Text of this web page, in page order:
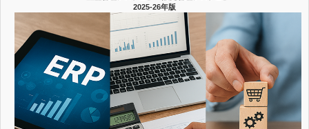
2025-26年版